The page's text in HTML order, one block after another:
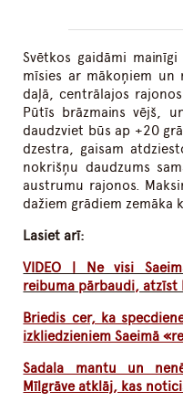
Svētkos gaidāmi
mīsies ar mākoņiem un
daļā, centrālajos
Pūtīs brāzmains vējš,
daudzviet būs ap +20
dzestra, gaisam
nokrišņu daudzums
austrumu rajonos.
dažiem grādiem zemāka
Lasiet arī:
VIDEO | Ne visi
reibuma pārbaudi, atzīst
Briedis cer, ka
izkliedzieniem Saeimā
Sadala mantu un
Mīlgrāve atklāj, kas